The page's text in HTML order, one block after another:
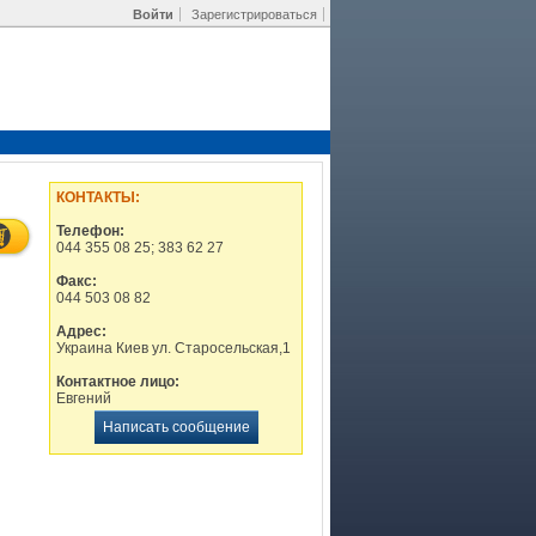
Войти Зарегистрироваться
КОНТАКТЫ:
Телефон:
044 355 08 25; 383 62 27
Факс:
044 503 08 82
Адрес:
Украина Киев ул. Старосельская,1
Контактное лицо:
Евгений
Написать сообщение